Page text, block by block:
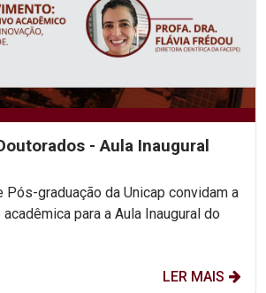
- Aula Inaugural
Pós-graduação da Unicap convidam a
para a Aula Inaugural do
LER MAIS